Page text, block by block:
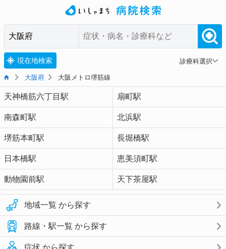
現在地検索 診療科選択
大阪府 大阪メトロ堺筋線
天神橋筋六丁目駅 扇町駅
南森町駅 北浜駅
堺筋本町駅 長堀橋駅
日本橋駅 恵美須町駅
動物園前駅 天下茶屋駅
地域一覧 から探す
路線・駅一覧 から探す
症状 から探す